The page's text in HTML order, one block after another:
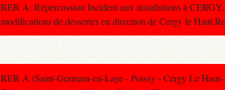
RER A: Répercussion Incident aux installations à
modifications de dessertes en direction de Cergy le
RER A (Saint-Germain-en-Laye - Poissy - Cergy Le Haut-